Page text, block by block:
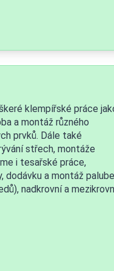
klempířské práce
a montáž různého
prvků. Dále také
střech, montáže
i tesařské práce,
dodávku a montáž
nadkrovní a